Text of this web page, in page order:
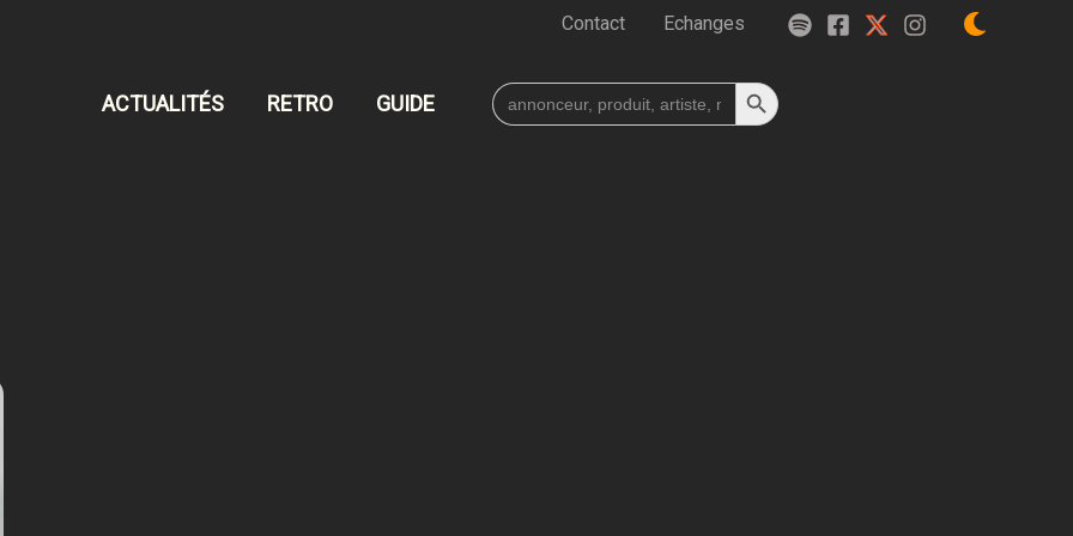
Contact Echanges
ACTUALITÉS RETRO GUIDE
Search
for:
Search Button